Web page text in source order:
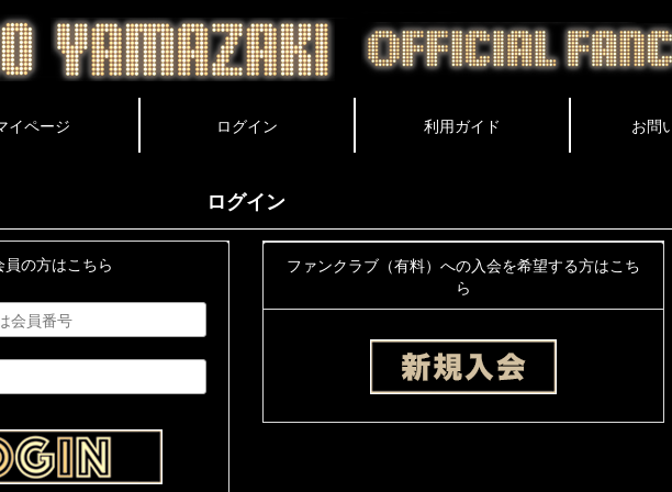
ログイン
の方はこちら
ファンクラブ（有料）への入会を希望する方はこち
ら